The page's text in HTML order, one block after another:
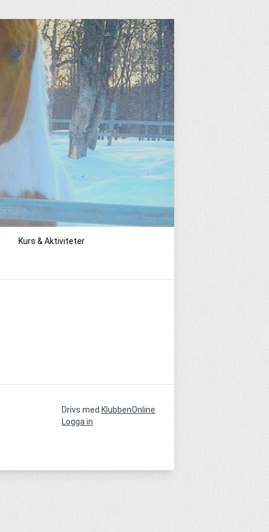
Kurs & Aktiviteter
Drivs med KlubbenOnline
Logga in